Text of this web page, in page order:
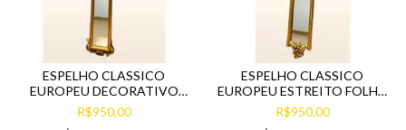
ESPELHO CLASSICO
EUROPEU DECORATIVO
FOLHA OURO LUXUOSO
R$950,00
ESPELHO CLASSICO
EUROPEU ESTREITO FOLHA
OURO LUXUOSO
R$950,00